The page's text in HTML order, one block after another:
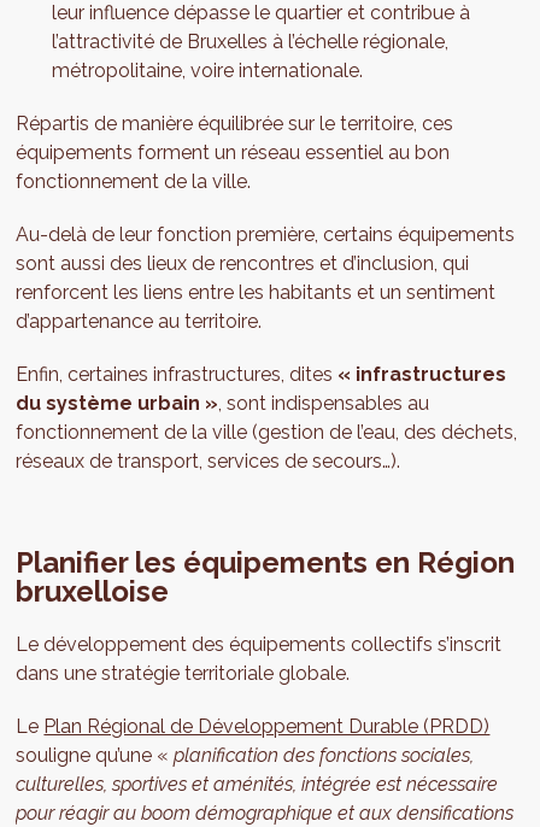
leur influence dépasse le quartier et contribue à
l’attractivité de Bruxelles à l’échelle régionale,
métropolitaine, voire internationale.
Répartis de manière équilibrée sur le territoire, ces
équipements forment un réseau essentiel au bon
fonctionnement de la ville.
Au-delà de leur fonction première, certains équipements
sont aussi des lieux de rencontres et d’inclusion, qui
renforcent les liens entre les habitants et un sentiment
d’appartenance au territoire.
Enfin, certaines infrastructures, dites « infrastructures
du système urbain », sont indispensables au
fonctionnement de la ville (gestion de l’eau, des déchets,
réseaux de transport, services de secours…).
Planifier les équipements en Région
bruxelloise
Le développement des équipements collectifs s’inscrit
dans une stratégie territoriale globale.
Le Plan Régional de Développement Durable (PRDD)
souligne qu’une «planification des fonctions sociales,
culturelles, sportives et aménités, intégrée est nécessaire
pour réagir au boom démographique et aux densifications